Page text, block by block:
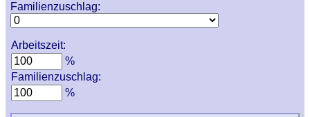
Familienzuschlag:
Arbeitszeit:
%
Familienzuschlag:
%